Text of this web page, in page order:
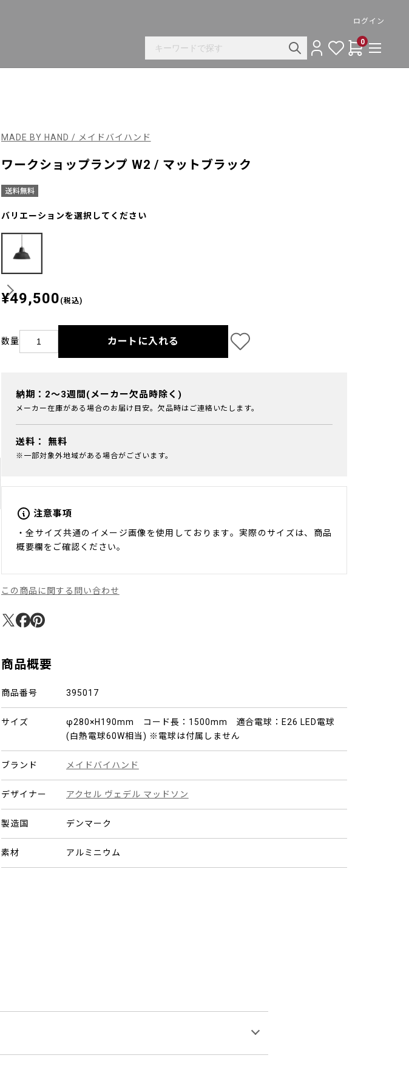
ログイン
0
MADE BY HAND / メイドバイハンド
ワークショップランプ W2 / マットブラック
バリエーションを選択してください
¥49,500 (税込)
数量 カートに入れる
納期：2～3週間(メーカー欠品時除く)
メーカー在庫がある場合のお届け目安。欠品時はご連絡いたします。
送料： 無料
※一部対象外地域がある場合がございます。
注意事項
・全サイズ共通のイメージ画像を使用しております。実際のサイズは、商品
概要欄をご確認ください。
この商品に関する問い合わせ
商品概要
商品番号 395017
サイズ
φ280×H190mm コード長：1500mm 適合電球：E26 LED電球
(白熱電球60W相当) ※電球は付属しません
ブランド メイドバイハンド
デザイナー アクセル ヴェデル マッドソン
製造国 デンマーク
素材 アルミニウム